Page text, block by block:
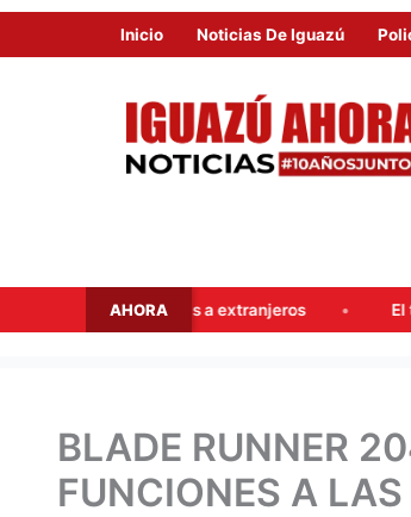
Inicio Noticias De Iguazú
AHORA
a extranjeros El tiempo en Iguazú
BLADE RUNNER
FUNCIONES A